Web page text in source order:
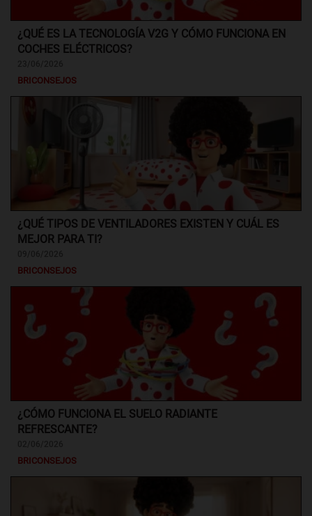
¿QUÉ ES LA TECNOLOGÍA V2G Y CÓMO FUNCIONA EN
COCHES ELÉCTRICOS?
BRICONSEJOS
¿QUÉ TIPOS DE VENTILADORES EXISTEN Y CUÁL ES
MEJOR PARA TI?
BRICONSEJOS
¿CÓMO FUNCIONA EL SUELO RADIANTE
REFRESCANTE?
BRICONSEJOS